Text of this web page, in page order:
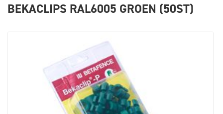
BEKACLIPS RAL6005 GROEN (50ST)